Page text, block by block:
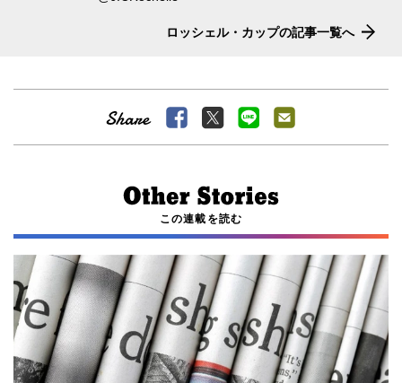
ロッシェル・カップの記事一覧へ
この連載を読む